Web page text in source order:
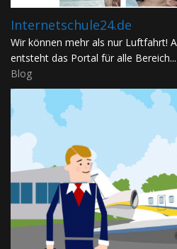
Internetschule24.de
Wir können mehr als nur Luftfahrt!
entsteht das Portal für alle Bereich...
Blog